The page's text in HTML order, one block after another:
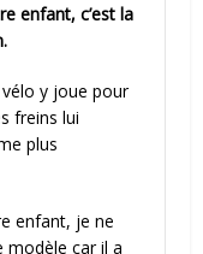
enfant, c’est la
vélo y joue pour
freins lui
plus
enfant, je ne
modèle car il a